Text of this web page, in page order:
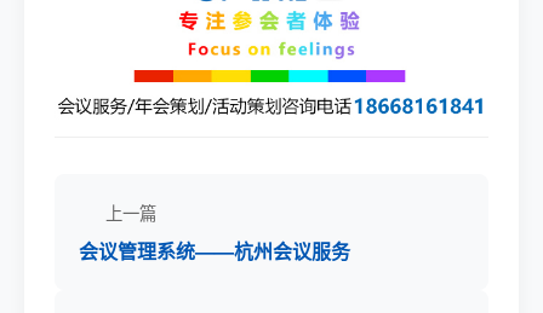
上一篇
会议管理系统——杭州会议服务